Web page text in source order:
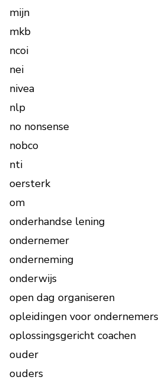
mijn
mkb
ncoi
nei
nivea
nlp
no nonsense
nobco
nti
oersterk
om
onderhandse lening
ondernemer
onderneming
onderwijs
open dag organiseren
opleidingen voor ondernemers
oplossingsgericht coachen
ouder
ouders